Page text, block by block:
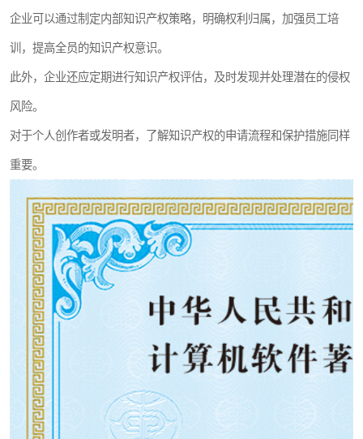
企业可以通过制定内部知识产权策略，明确权利归属，加强员工培
训，提高全员的知识产权意识。
此外，企业还应定期进行知识产权评估，及时发现并处理潜在的侵权
风险。
对于个人创作者或发明者，了解知识产权的申请流程和保护措施同样
重要。